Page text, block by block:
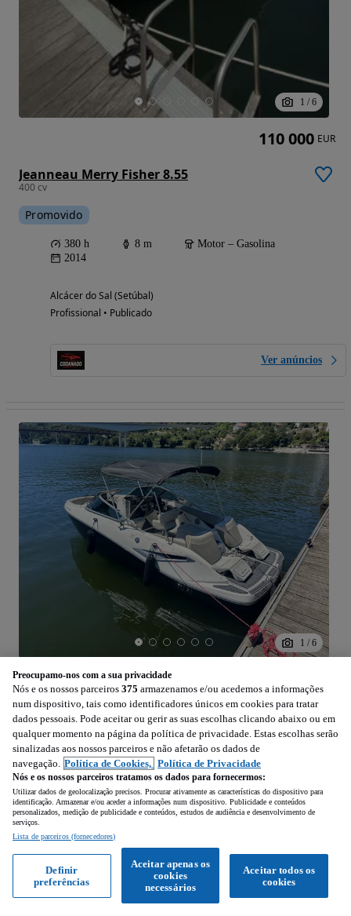
1 / 6
Jeanneau Merry Fisher 8.55
400 cv
Promovido
380 h 8 m
Motor – Gasolina
2014
Alcácer do Sal (Setúbal)
Profissional • Publicado
Ver anúncios
110 000 EUR
1 / 6
Sea-Doo Challenger 210
430 cv
Promovido
173 h
2011
Campanhã (Porto)
Profissional • Publicado
Ver anúncios
Preocupamo-nos com a sua privacidade
Nós e os nossos parceiros 375 armazenamos e/ou acedemos a informações
num dispositivo, tais como identificadores únicos em cookies para tratar
dados pessoais. Pode aceitar ou gerir as suas escolhas clicando abaixo ou em
qualquer momento na página da política de privacidade. Estas escolhas serão
sinalizadas aos nossos parceiros e não afetarão os dados de
navegação. Política de Cookies, Política de Privacidade
Nós e os nossos parceiros tratamos os dados para fornecermos:
Utilizar dados de geolocalização precisos. Procurar ativamente as características do dispositivo para
identificação. Armazenar e/ou aceder a informações num dispositivo. Publicidade e conteúdos
personalizados, medição de publicidade e conteúdos, estudos de audiência e desenvolvimento de
serviços.
Lista de parceiros (fornecedores)
Aceitar todos os
cookies
Aceitar apenas os
cookies
necessários
Definir
preferências